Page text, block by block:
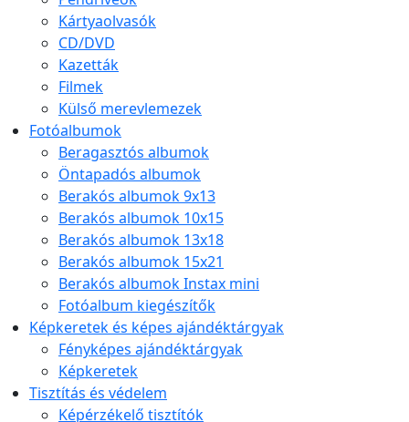
Kártyaolvasók
CD/DVD
Kazetták
Filmek
Külső merevlemezek
Fotóalbumok
Beragasztós albumok
Öntapadós albumok
Berakós albumok 9x13
Berakós albumok 10x15
Berakós albumok 13x18
Berakós albumok 15x21
Berakós albumok Instax mini
Fotóalbum kiegészítők
Képkeretek és képes ajándéktárgyak
Fényképes ajándéktárgyak
Képkeretek
Tisztítás és védelem
Képérzékelő tisztítók